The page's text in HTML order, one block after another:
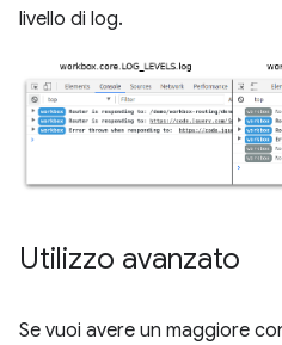
livello di log.
Utilizzo avanzato
Se vuoi avere un maggiore